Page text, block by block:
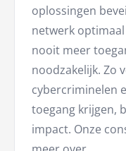
oplossingen
netwerk
nooit meer
noodzakelijk. Zo
cybercriminelen
toegang krijgen,
impact. Onze